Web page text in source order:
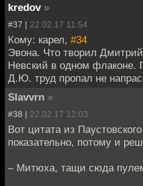
kredov »
#37 | 22.02.17 11:54
Кому: карел, #34
Эвона. Что творил
Невский в одном флаконе.
Д.Ю. труд пропал не
Slavvrn »
#38 | 22.02.17 12:03
Вот цитата из
показательно, потому и
– Митюха, тащи сюда